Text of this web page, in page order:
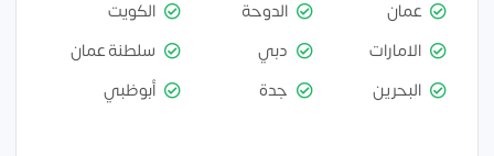
عمان
الدوحة
الكويت
الامارات
دبي
سلطنة عمان
البحرين
جدة أبوظبي